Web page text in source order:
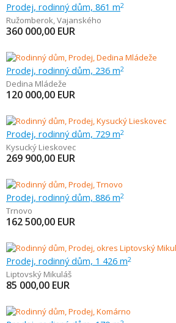
Prodej, rodinný dům, 861 m2
Ružomberok,Vajanského
360 000,00 EUR
Prodej, rodinný dům, 236 m2
Dedina Mládeže
120 000,00 EUR
Prodej, rodinný dům, 729 m2
Kysucký Lieskovec
269 900,00 EUR
Prodej, rodinný dům, 886 m2
Trnovo
162 500,00 EUR
Prodej, rodinný dům, 1 426 m2
Liptovský Mikuláš
85 000,00 EUR